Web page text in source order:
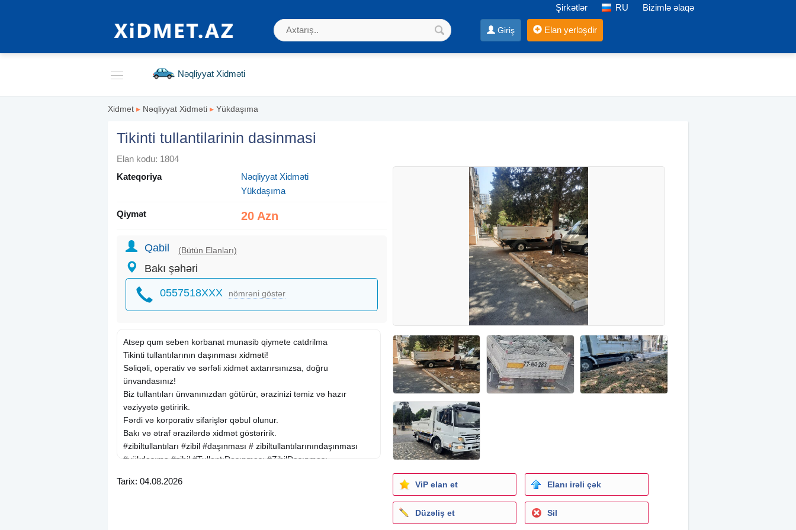
Şirkətlər RU Bizimlə əlaqə
Giriş Elan yerləşdir
Nəqliyyat Xidməti
Xidmet ▸ Nəqliyyat Xidməti ▸ Yükdaşıma
Tikinti tullantilarinin dasinmasi
Elan kodu: 1804
Kateqoriya
Nəqliyyat Xidməti
Yükdaşıma
Qiymət 20 Azn
Qabil (Bütün Elanları)
Bakı şəhəri
0557518XXX nömrəni göstər
Atsep qum seben korbanat munasib qiymete catdrilma
Tikinti tullantılarının daşınması xidməti!
Səliqəli, operativ və sərfəli xidmət axtarırsınızsa, doğru
ünvandasınız!
Biz tullantıları ünvanınızdan götürür, ərazinizi təmiz və hazır
vəziyyətə gətiririk.
Fərdi və korporativ sifarişlər qəbul olunur.
Bakı və ətraf ərazilərdə xidmət göstəririk.
#zibiltullantıları #zibil #daşınması # zibiltullantılarınındaşınması
#yükdaşıma #zibil #TullantıDaşınması #ZibilDaşınması
#tullantidashinmasi #baki #baku #dasinmaxidmeti #tikintixidmeti
Tarix: 04.08.2026 ViP elan et Elanı irəli çək
Düzəliş et Sil